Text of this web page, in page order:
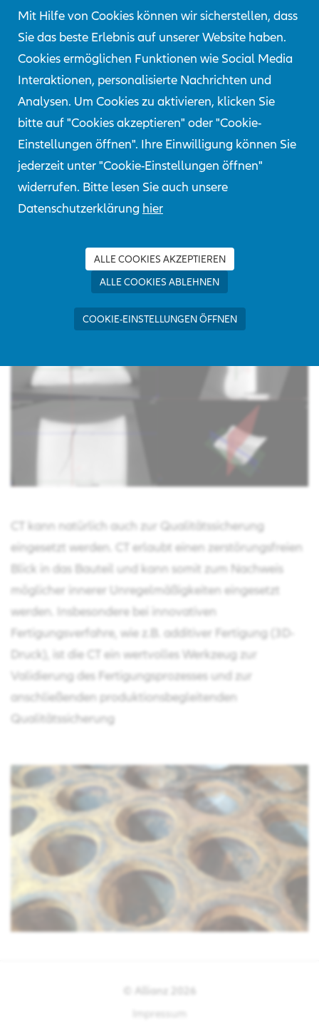
Mit Hilfe von Cookies können wir sicherstellen, dass
Sie das beste Erlebnis auf unserer Website haben.
Cookies ermöglichen Funktionen wie Social Media
Interaktionen, personalisierte Nachrichten und
Analysen. Um Cookies zu aktivieren, klicken Sie
bitte auf "Cookies akzeptieren" oder "Cookie-
Einstellungen öffnen". Ihre Einwilligung können Sie
jederzeit unter "Cookie-Einstellungen öffnen"
widerrufen. Bitte lesen Sie auch unsere
Datenschutzerklärung hier
ALLE COOKIES AKZEPTIEREN
ALLE COOKIES ABLEHNEN
COOKIE-EINSTELLUNGEN ÖFFNEN
mit unserem akkreditierten Kooperationslabor können
durch das AZT CT- Untersuchungen durchgeführt
werden. Innere Strukturen der zu untersuchenden
Bauteile können mittels CT zerstörungsfrei 3-
dimensional dargestellt werden.
Bei der Schadensanalyse liefert das CT wertvolle
Hinweise auf Lage, Orientierung und Geometrie
möglicher Schadstellen oder Unregelmäßigkeiten.
Hieraus ergeben sich häufig bereits Hinweise zur
Schadensursache bzw. Schadensentstehung. Die
Vorbereitung der weiteren Untersuchungen, eine
gezielte Präparation des zu untersuchenden Bauteils.
CT kann natürlich auch zur Qualitätssicherung
eingesetzt werden. CT erlaubt einen zerstörungsfreien
Blick in das Bauteil und kann somit zum Nachweis
möglicher innerer Unregelmäßigkeiten eingesetzt
werden. Insbesondere bei innovativen
Fertigungsverfahre, wie z.B. additiver Fertigung (3D-
Druck), ist die CT ein wertvolles Werkzeug zur
Validierung des Fertigungsprozesses und zur
anschließenden produktionsbegleitenden
Qualitätssicherung
© Allianz
2026
Impressum